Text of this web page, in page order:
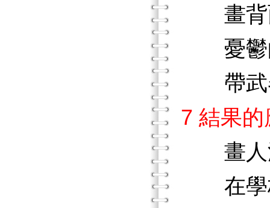
畫背
憂鬱
帶武
7 結果的
畫人
在學